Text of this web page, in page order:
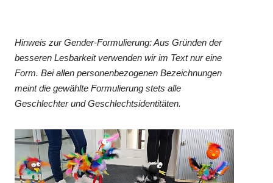
Hinweis zur Gender-Formulierung: Aus Gründen der
besseren Lesbarkeit verwenden wir im Text nur eine
Form. Bei allen personenbezogenen Bezeichnungen
meint die gewählte Formulierung stets alle
Geschlechter und Geschlechtsidentitäten.